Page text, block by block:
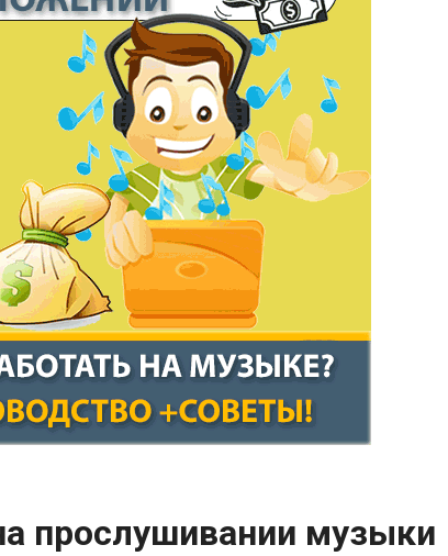
прослушивании музыки